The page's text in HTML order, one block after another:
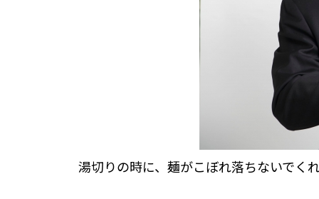
湯切りの時に、麺がこぼれ落ちないでく